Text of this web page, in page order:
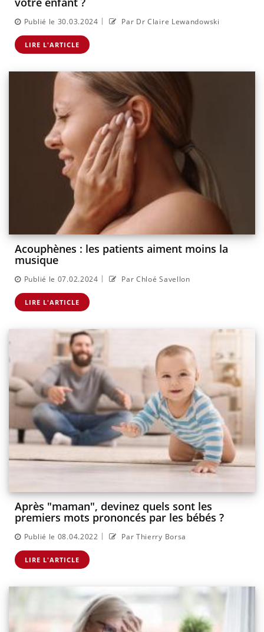
Publié le 30.03.2024 | Par Dr Claire Lewandowski
LIRE L'ARTICLE
Acouphènes : les patients aiment moins la
musique
Publié le 07.02.2024 | Par Chloé Savellon
LIRE L'ARTICLE
Après "maman", devinez quels sont les
premiers mots prononcés par les bébés ?
Publié le 08.04.2022 | Par Thierry Borsa
LIRE L'ARTICLE